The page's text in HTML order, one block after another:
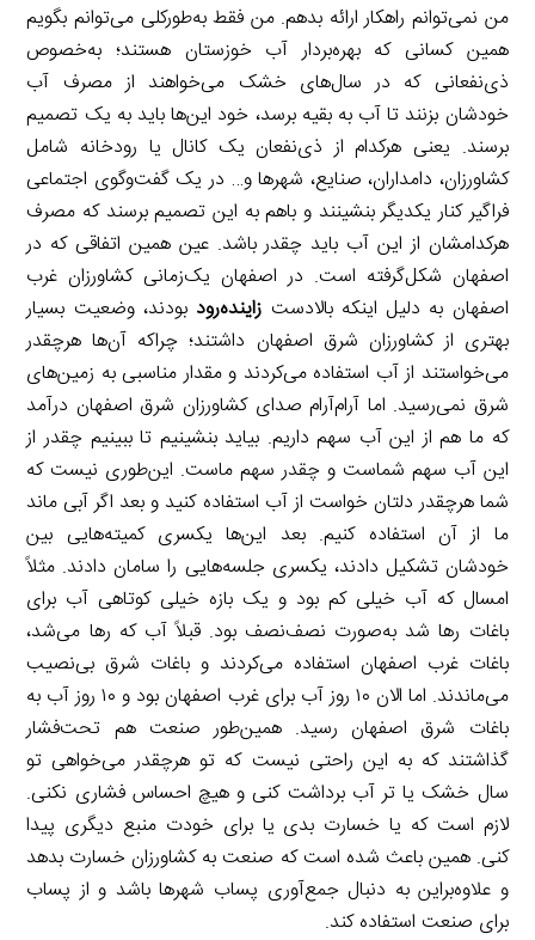
من نمی‌توانم راهکار ارائه بدهم. من فقط به‌طورکلی می‌توانم بگویم
همین کسانی که بهره‌بردار آب خوزستان هستند؛ به‌خصوص
ذی‌نفعانی که در سال‌های خشک می‌خواهند از مصرف آب
خودشان بزنند تا آب به بقیه برسد، خود این‌ها باید به یک تصمیم
برسند. یعنی هرکدام از ذی‌نفعان یک کانال یا رودخانه شامل
کشاورزان، دامداران، صنایع، شهرها و… در یک گفت‌وگوی اجتماعی
فراگیر کنار یکدیگر بنشینند و باهم به این تصمیم برسند که مصرف
هرکدامشان از این آب باید چقدر باشد. عین همین اتفاقی که در
اصفهان شکل‌گرفته است. در اصفهان یک‌زمانی کشاورزان غرب
اصفهان به دلیل اینکه بالادست زاینده‌رود بودند، وضعیت بسیار
بهتری از کشاورزان شرق اصفهان داشتند؛ چراکه آن‌ها هرچقدر
می‌خواستند از آب استفاده می‌کردند و مقدار مناسبی به زمین‌های
شرق نمی‌رسید. اما آرام‌آرام صدای کشاورزان شرق اصفهان درآمد
که ما هم از این آب سهم داریم. بیاید بنشینیم تا ببینیم چقدر از
این آب سهم شماست و چقدر سهم ماست. این‌طوری نیست که
شما هرچقدر دلتان خواست از آب استفاده کنید و بعد اگر آبی ماند
ما از آن استفاده کنیم. بعد این‌ها یکسری کمیته‌هایی بین
خودشان تشکیل دادند، یکسری جلسه‌هایی را سامان دادند. مثلاً
امسال که آب خیلی کم بود و یک بازه خیلی کوتاهی آب برای
باغات رها شد به‌صورت نصف‌نصف بود. قبلاً آب که رها می‌شد،
باغات غرب اصفهان استفاده می‌کردند و باغات شرق بی‌نصیب
می‌ماندند. اما الان ۱۰ روز آب برای غرب اصفهان بود و ۱۰ روز آب به
باغات شرق اصفهان رسید. همین‌طور صنعت هم تحت‌فشار
گذاشتند که به این راحتی نیست که تو هرچقدر می‌خواهی تو
سال خشک یا تر آب برداشت کنی و هیچ احساس فشاری نکنی.
لازم است که یا خسارت بدی یا برای خودت منبع دیگری پیدا
کنی. همین باعث شده است که صنعت به کشاورزان خسارت بدهد
و علاوه‌براین به دنبال جمع‌آوری پساب شهرها باشد و از پساب
برای صنعت استفاده کند.